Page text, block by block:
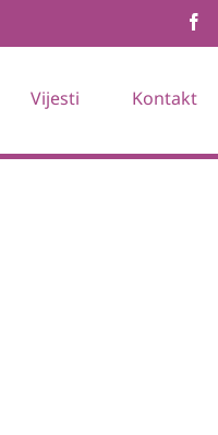
Vijesti Kontakt